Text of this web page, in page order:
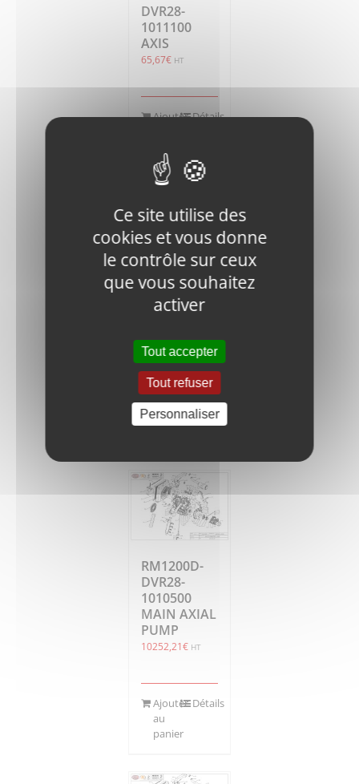
DVR28-
1011100
AXIS
65,67€ HT
Ajouter Détails
RM1200D-
DVR28-
1011700
22,41
Ajouter
au
Détails
RM1200D-
DVR28-
1010500
MAIN AXIAL
PUMP
10252,21€ HT
Ajouter
au
panier
Détails
Ce site utilise des
cookies et vous donne
le contrôle sur ceux
que vous souhaitez
activer
Tout accepter
Tout refuser
Personnaliser